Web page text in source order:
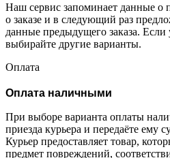
Наш сервис запоминает данные о
о заказе и в следующий раз
данные предыдущего заказа. Если
выбирайте другие варианты.
Оплата
Оплата наличными
При выборе варианта оплаты
приезда курьера и передаёте ему
Курьер предоставляет товар,
предмет повреждений,